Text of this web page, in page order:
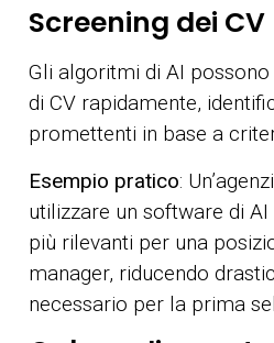
Screening dei CV
Gli algoritmi di AI
di CV rapidamente,
promettenti in base a
Esempio pratico:
utilizzare un software di
più rilevanti per una
manager, riducendo
necessario per la prima